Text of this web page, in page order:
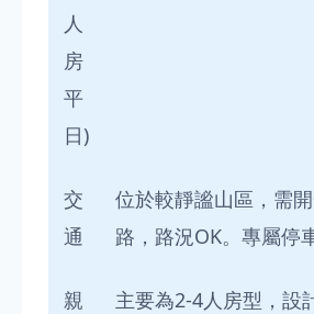
人
房
平
日)
交
通
位於較靜謐山區，需
路，路況OK。專屬停
親
主要為2-4人房型，設